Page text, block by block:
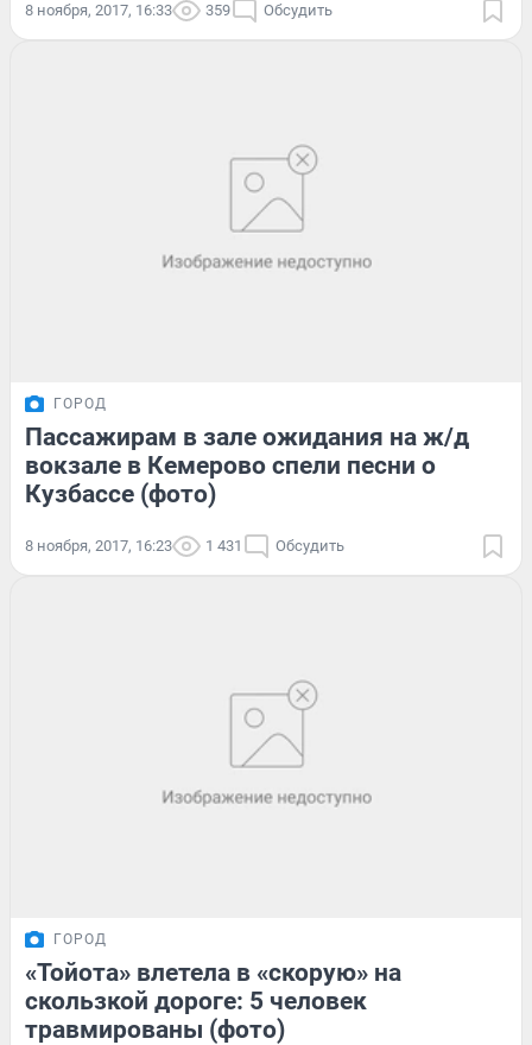
8 ноября, 2017, 16:33 359 Обсудить
ГОРОД
Пассажирам в зале ожидания на ж/д
вокзале в Кемерово спели песни о
Кузбассе (фото)
8 ноября, 2017, 16:23 1 431 Обсудить
ГОРОД
«Тойота» влетела в «скорую» на
скользкой дороге: 5 человек
травмированы (фото)